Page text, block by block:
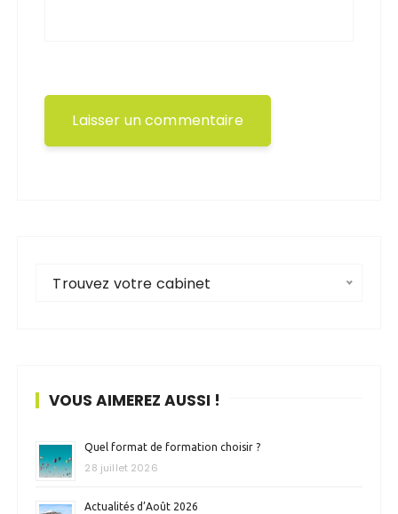
Trouvez votre cabinet
VOUS AIMEREZ AUSSI !
Quel format de formation choisir ?
28 juillet 2026
Actualités d’Août 2026